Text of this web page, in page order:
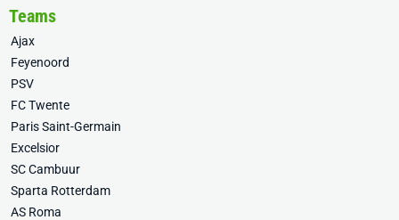
Teams
Ajax
Feyenoord
PSV
FC Twente
Paris Saint-Germain
Excelsior
SC Cambuur
Sparta Rotterdam
AS Roma